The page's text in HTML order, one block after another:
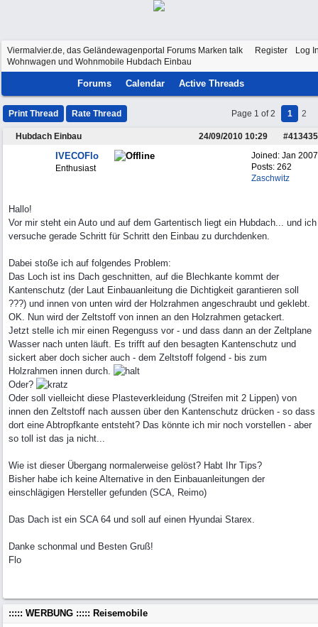
Register Log
Viermalvier.de, das Geländewagenportal Forums Marken talk
Wohnwagen und Wohnmobile Hubdach Einbau
Forums Calendar Active Threads
Print Thread Rate Thread Page 1 of 2 1 2
Hubdach Einbau #413435
24/09/2010 10:29
Joined: Jan 2007
Posts: 262
Zaschwitz
IVECOFlo
Enthusiast
Hallo!
Vor mir steht ein Auto und auf dem Gartentisch liegt ein Hubdach... und ich
versuche gerade Schritt für Schritt den Einbau zu durchdenken.
Dabei stoße ich auf folgendes Problem:
Das Loch ist ins Dach geschnitten, auf die Blechkante kommt der
Kantenschutz (der Laut Einbauanleitung die Dichtigkeit garantieren soll
???) und innen von unten wird der Holzrahmen angeschraubt und geklebt.
OK. Nun wird der Zeltstoff von innen an den Holzrahmen getackert.
Jetzt stelle ich mir einen Regenguss vor - und dass dann an der Zeltplane
Wasser nach unten läuft. Es trifft auf den besagten Kantenschutz und
sickert aber doch sicher auch - dem Zeltstoff folgend - bis zum
Holzrahmen innen durch.
Oder?
Oder soll vielleicht diese Plasteverkleidung (Streifen mit 2 Lippen) von
innen den Zeltstoff nach aussen über den Kantenschutz drücken - so dass
dort eine Abtropfkante entsteht? Das könnte ich mir noch vorstellen - aber
so toll ist das ja nicht...
Wie ist dieser Übergang normalerweise gelöst? Habt Ihr Tips?
Bisher habe ich keine Alternative in den Einbauanleitungen der
einschlägigen Hersteller gefunden (SCA, Reimo)
Das Dach ist ein SCA 64 und soll auf einen Hyundai Starex.
Danke schonmal und Besten Gruß!
Flo
::::: WERBUNG ::::: Reisemobile